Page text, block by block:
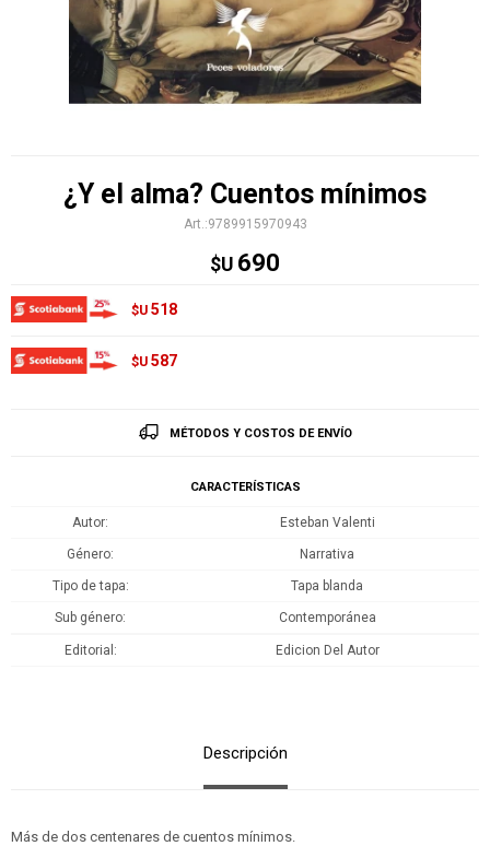
¿Y el alma? Cuentos mínimos
9789915970943
$U 690
$U 518
$U 587
MÉTODOS Y COSTOS DE ENVÍO
CARACTERÍSTICAS
Autor Esteban Valenti
Género Narrativa
Tipo de tapa Tapa blanda
Sub género Contemporánea
Editorial Edicion Del Autor
Descripción
Más de dos centenares de cuentos mínimos.